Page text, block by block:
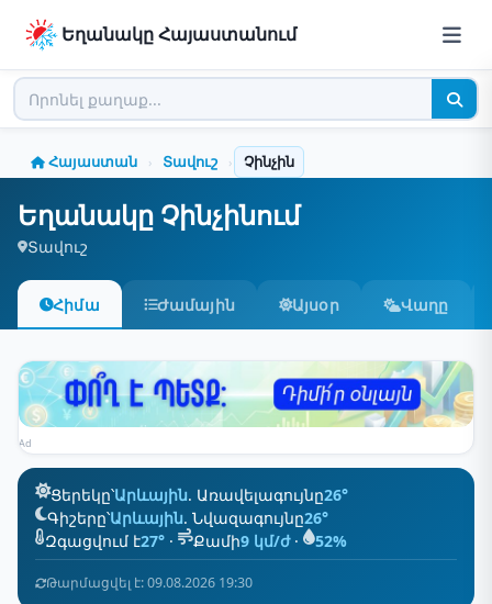
Եղանակը Հայաստանում
Հայաստան › Տավուշ › Չինչին
Եղանակը Չինչինում
Տավուշ
Հիմա Ժամային Այսօր Վաղը
Ad
Ցերեկը՝Արևային. Առավելագույնը26°
Գիշերը՝Արևային. Նվազագույնը26°
Զգացվում է27° · Քամի9 կմ/ժ· 52%
Թարմացվել է: 09.08.2026 19:30